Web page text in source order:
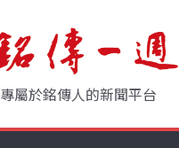
專屬於銘傳人的新聞平台